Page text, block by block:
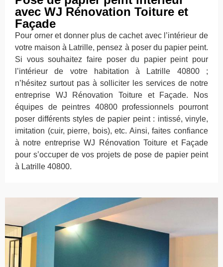
avec WJ Rénovation Toiture et
Façade
Pour orner et donner plus de cachet avec l’intérieur de
votre maison à Latrille, pensez à poser du papier peint.
Si vous souhaitez faire poser du papier peint pour
l’intérieur de votre habitation à Latrille 40800 ;
n’hésitez surtout pas à solliciter les services de notre
entreprise WJ Rénovation Toiture et Façade. Nos
équipes de peintres 40800 professionnels pourront
poser différents styles de papier peint : intissé, vinyle,
imitation (cuir, pierre, bois), etc. Ainsi, faites confiance
à notre entreprise WJ Rénovation Toiture et Façade
pour s’occuper de vos projets de pose de papier peint
à Latrille 40800.